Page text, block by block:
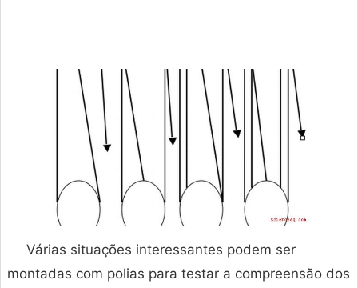
Várias situações interessantes podem ser
montadas com polias para testar a compreensão dos